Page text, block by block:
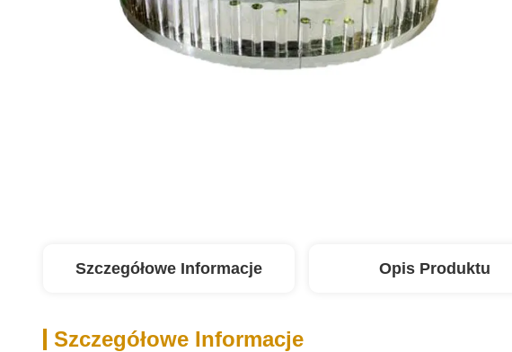
Szczegółowe Informacje Opis Produktu
Szczegółowe Informacje